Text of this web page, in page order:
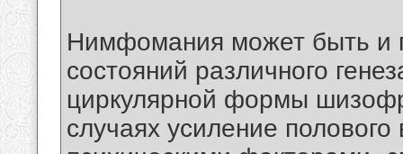
Нимфомания может быть и
состояний различного
циркулярной формы
случаях усиление